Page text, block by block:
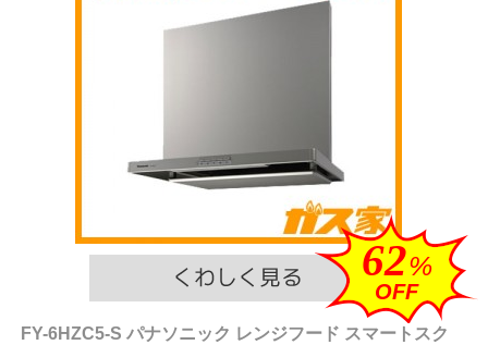
62%
OFF
FY-6HZC5-S パナソニック レンジフード スマートスク